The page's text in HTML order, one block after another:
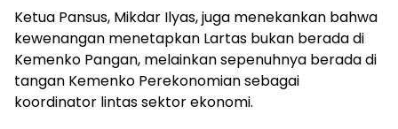
Ketua Pansus, Mikdar Ilyas, juga menekankan bahwa
kewenangan menetapkan Lartas bukan berada di
Kemenko Pangan, melainkan sepenuhnya berada di
tangan Kemenko Perekonomian sebagai
koordinator lintas sektor ekonomi.